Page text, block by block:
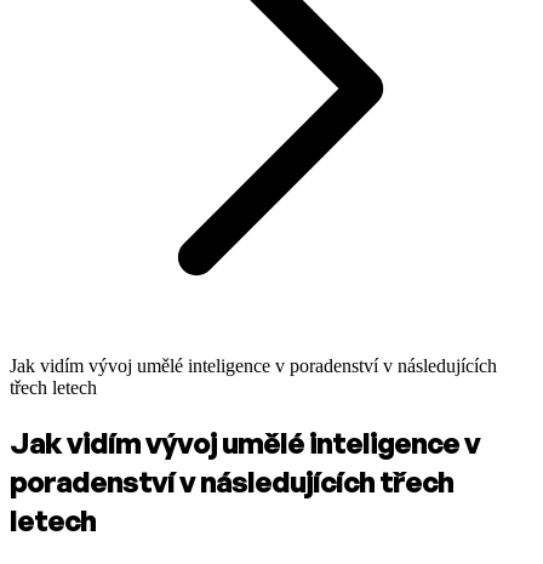
Jak vidím vývoj umělé inteligence v poradenství v následujících
třech letech
Jak vidím vývoj umělé inteligence v
poradenství v následujících třech
letech